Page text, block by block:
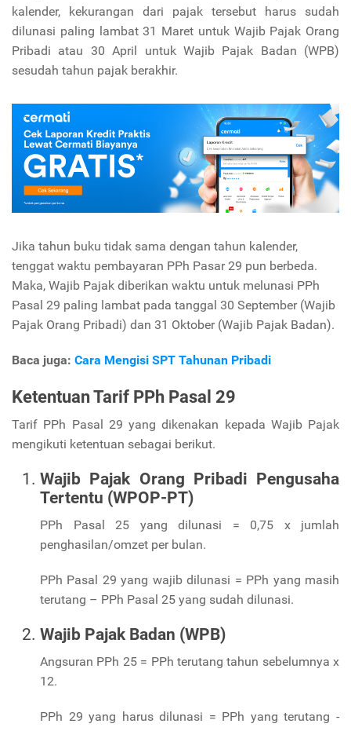
kalender, kekurangan dari pajak tersebut harus sudah
dilunasi paling lambat 31 Maret untuk Wajib Pajak Orang
Pribadi atau 30 April untuk Wajib Pajak Badan (WPB)
sesudah tahun pajak berakhir.
Jika tahun buku tidak sama dengan tahun kalender,
tenggat waktu pembayaran PPh Pasar 29 pun berbeda.
Maka, Wajib Pajak diberikan waktu untuk melunasi PPh
Pasal 29 paling lambat pada tanggal 30 September (Wajib
Pajak Orang Pribadi) dan 31 Oktober (Wajib Pajak Badan).
Baca juga: Cara Mengisi SPT Tahunan Pribadi
Ketentuan Tarif PPh Pasal 29
Tarif PPh Pasal 29 yang dikenakan kepada Wajib Pajak
mengikuti ketentuan sebagai berikut.
Wajib Pajak Orang Pribadi Pengusaha
Tertentu (WPOP-PT)
PPh Pasal 25 yang dilunasi = 0,75 x jumlah
penghasilan/omzet per bulan.
PPh Pasal 29 yang wajib dilunasi = PPh yang masih
terutang – PPh Pasal 25 yang sudah dilunasi.
Wajib Pajak Badan (WPB)
Angsuran PPh 25 = PPh terutang tahun sebelumnya x
12.
PPh 29 yang harus dilunasi = PPh yang terutang -